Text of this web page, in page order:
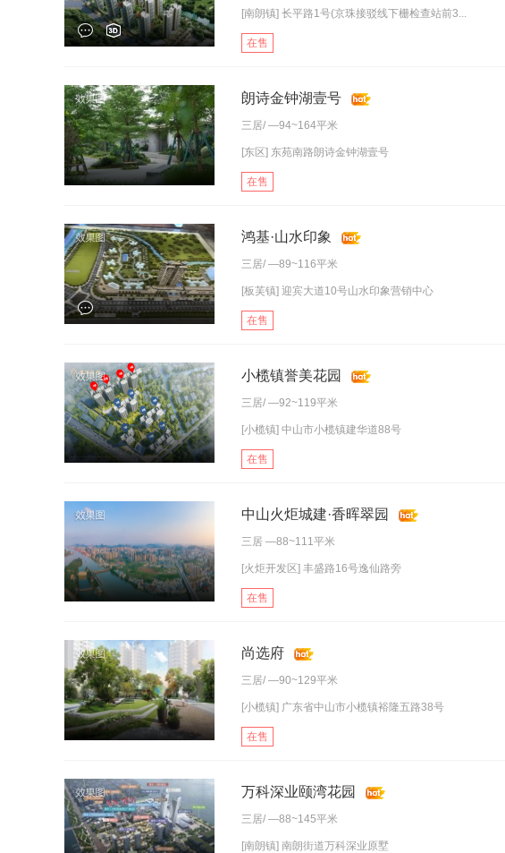
[南朗镇] 长平路1号(京珠接驳线下栅检查站前3...
在售
朗诗金钟湖壹号
三居/ —94~164平米
[东区] 东苑南路朗诗金钟湖壹号
在售
鸿基·山水印象
三居/ —89~116平米
[板芙镇] 迎宾大道10号山水印象营销中心
在售
小榄镇誉美花园
三居/ —92~119平米
[小榄镇] 中山市小榄镇建华道88号
在售
中山火炬城建·香晖翠园
三居 —88~111平米
[火炬开发区] 丰盛路16号逸仙路旁
在售
尚选府
三居/ —90~129平米
[小榄镇] 广东省中山市小榄镇裕隆五路38号
在售
万科深业颐湾花园
三居/ —88~145平米
[南朗镇] 南朗街道万科深业原墅